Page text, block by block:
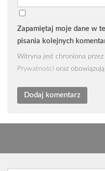
Zapamiętaj moje dane w
pisania kolejnych
Witryna jest chroniona przez
Prywatności oraz obowiązują